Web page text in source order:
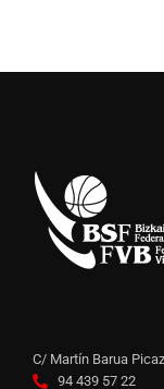
C/ Martín Barua
94 439 57 22